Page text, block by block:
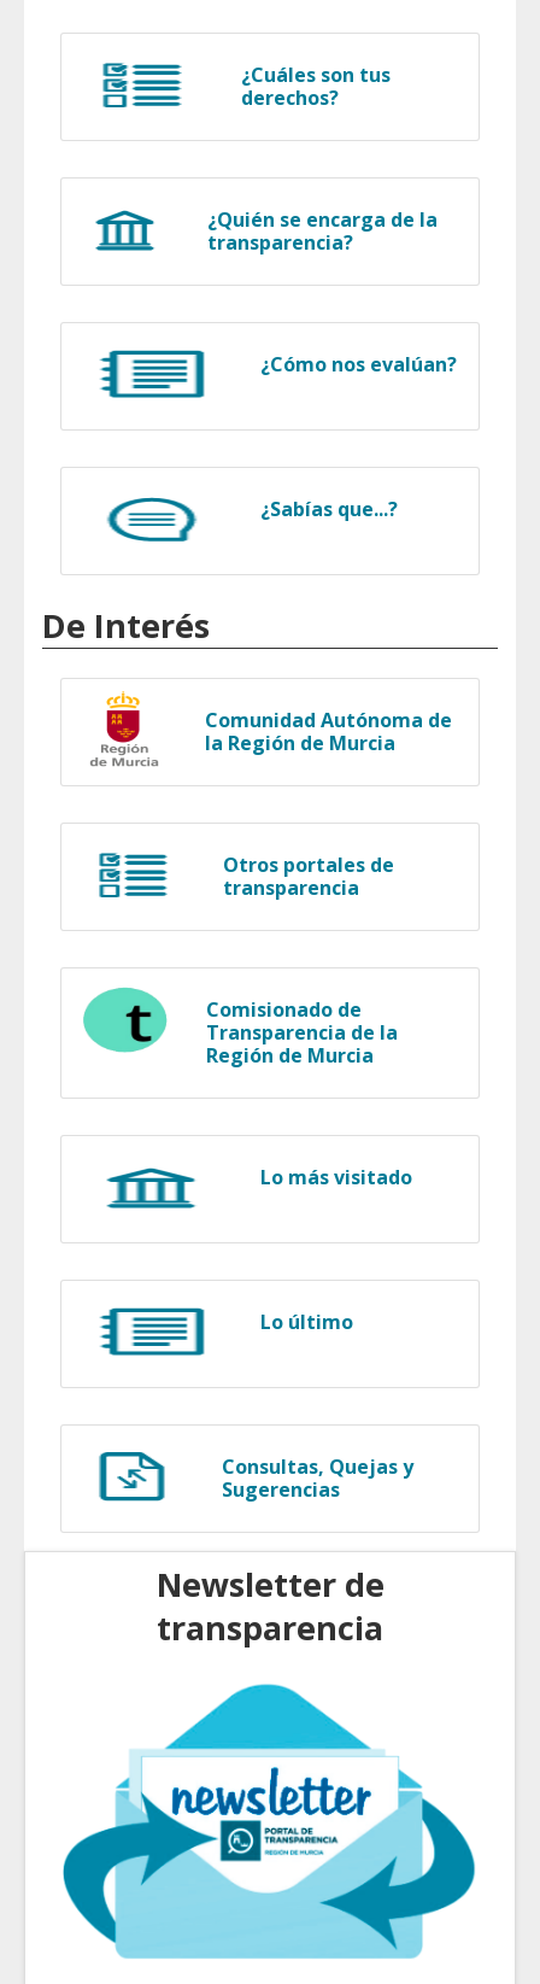
¿Cuáles son tus
derechos?
¿Quién se encarga de la
transparencia?
¿Cómo nos evalúan?
¿Sabías que...?
De Interés
Comunidad Autónoma de
la Región de Murcia
Otros portales de
transparencia
Comisionado de
Transparencia de la
Región de Murcia
Lo más visitado
Lo último
Consultas, Quejas y
Sugerencias
Newsletter de
transparencia